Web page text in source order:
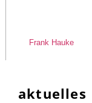
Frank Hauke
aktuelles